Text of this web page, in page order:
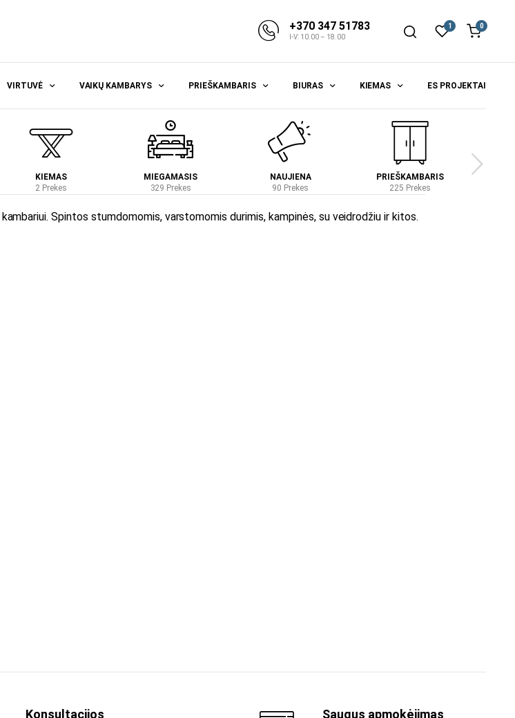
+370 347 51783
I-V: 10.00 – 18.00
1 0
VIRTUVĖ VAIKŲ KAMBARYS PRIEŠKAMBARIS BIURAS KIEMAS ES PROJEKTAI
KIEMAS
2 Prekes
MIEGAMASIS
329 Prekes
NAUJIENA
90 Prekes
PRIEŠKAMBARIS
225 Prekes
Spintos stumdomomis, varstomomis durimis, kampinės, su veidrodžiu ir kitos.
Konsultacijos Saugus apmokėjimas